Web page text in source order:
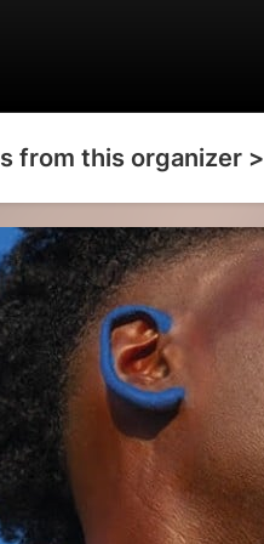
from this organizer >